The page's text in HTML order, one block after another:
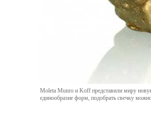
Moleta Munro и Koff представили миру
единообразие форм, подобрать свечку